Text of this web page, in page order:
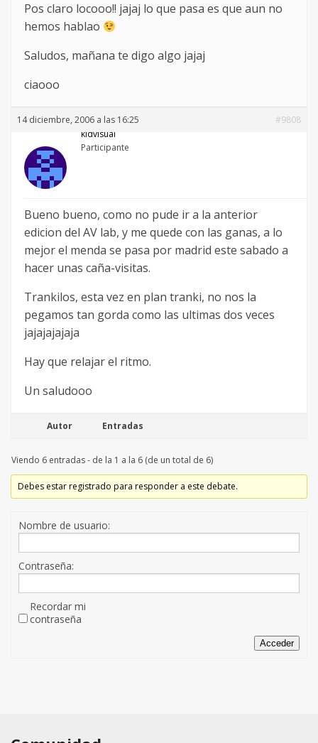
Pos claro locooo!! jajaj lo que pasa es que aun no
hemos hablao
Saludos, mañana te digo algo jajaj
ciaooo
14 diciembre, 2006 a las 16:25
#9808
kidvisual
Participante
Bueno bueno, como no pude ir a la anterior
edicion del AV lab, y me quede con las ganas, a lo
mejor el menda se pasa por madrid este sabado a
hacer unas caña-visitas.
Trankilos, esta vez en plan tranki, no nos la
pegamos tan gorda como las ultimas dos veces
jajajajajaja
Hay que relajar el ritmo.
Un saludooo
Autor Entradas
Viendo 6 entradas - de la 1 a la 6 (de un total de 6)
Debes estar registrado para responder a este debate.
Nombre de usuario:
Contraseña:
Recordar mi
contraseña
Acceder